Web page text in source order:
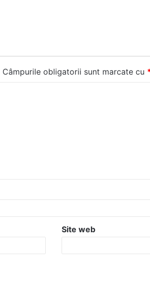
Câmpurile obligatorii sunt marcate cu
Site web